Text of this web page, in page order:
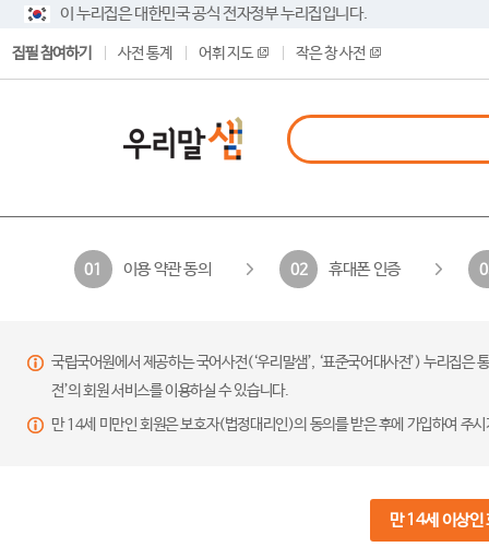
이 누리집은 대한민국 공식 전자정부 누리집입니다.
집필 참여하기 사전 통계 어휘 지도 작은 창 사전
01 이용 약관 동의 02 휴대폰 인증
국립국어원에서 제공하는 국어사전(‘우리말샘’, ‘표준국어대사전’) 누리집
전’의 회원 서비스를 이용하실 수 있습니다.
만 14세 미만인 회원은 보호자(법정대리인)의 동의를 받은 후에 가입하여 주
만 14세 이상인